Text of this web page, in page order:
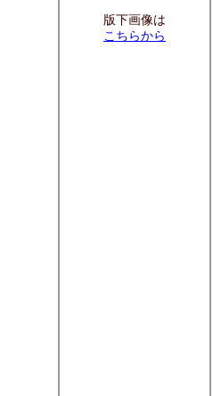
版下画像は
こちらから